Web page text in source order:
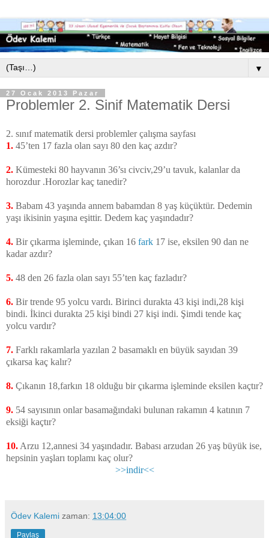
▼
27 Ocak 2013 Pazar
Problemler 2. Sinif Matematik Dersi
2. sınıf matematik dersi problemler çalışma sayfası
1. 45’ten 17 fazla olan sayı 80 den kaç azdır?
2. Kümesteki 80 hayvanın 36’sı civciv,29’u tavuk, kalanlar da
horozdur .Horozlar kaç tanedir?
3. Babam 43 yaşında annem babamdan 8 yaş küçüktür. Dedemin
yaşı ikisinin yaşına eşittir. Dedem kaç yaşındadır?
4. Bir çıkarma işleminde, çıkan 16 fark 17 ise, eksilen 90 dan ne
kadar azdır?
5. 48 den 26 fazla olan sayı 55’ten kaç fazladır?
6. Bir trende 95 yolcu vardı. Birinci durakta 43 kişi indi,28 kişi
bindi. İkinci durakta 25 kişi bindi 27 kişi indi. Şimdi tende kaç
yolcu vardır?
7. Farklı rakamlarla yazılan 2 basamaklı en büyük sayıdan 39
çıkarsa kaç kalır?
8. Çıkanın 18,farkın 18 olduğu bir çıkarma işleminde eksilen kaçtır?
9. 54 sayısının onlar basamağındaki bulunan rakamın 4 katının 7
eksiği kaçtır?
10. Arzu 12,annesi 34 yaşındadır. Babası arzudan 26 yaş büyük ise,
hepsinin yaşları toplamı kaç olur?
>>indir<<
Ödev Kalemi zaman: 13:04:00
Paylaş